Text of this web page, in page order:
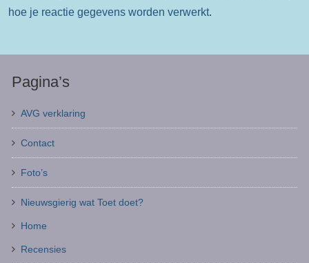
hoe je reactie gegevens worden verwerkt.
Pagina’s
AVG verklaring
Contact
Foto’s
Nieuwsgierig wat Toet doet?
Home
Recensies